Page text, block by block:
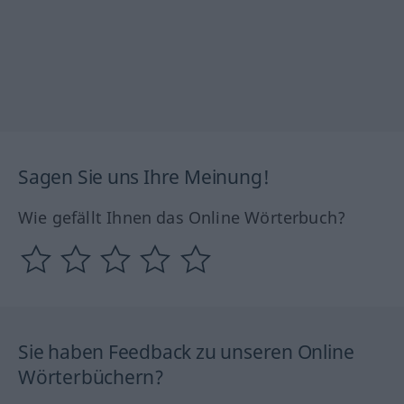
Sagen Sie uns Ihre Meinung!
Wie gefällt Ihnen das Online Wörterbuch?
Sie haben Feedback zu unseren Online
Wörterbüchern?